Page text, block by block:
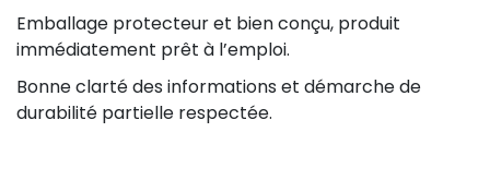
Emballage protecteur et bien conçu, produit
immédiatement prêt à l’emploi.
Bonne clarté des informations et démarche de
durabilité partielle respectée.